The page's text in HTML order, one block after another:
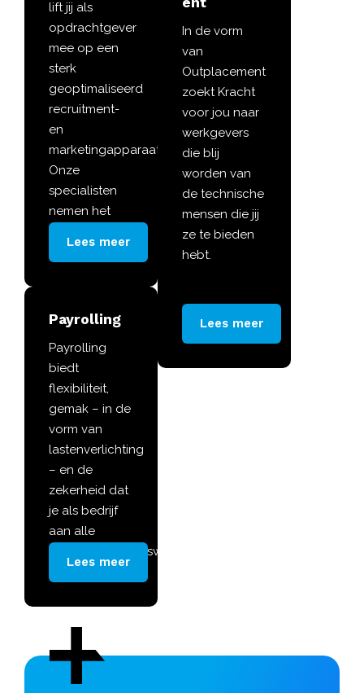
lift jij als
opdrachtgever
mee op een
sterk
geoptimaliseerd
recruitment-
en
marketingapparaat.
Onze
specialisten
nemen het
hele proces
Lees meer
In de vorm
van
Outplacement
zoekt Kracht
voor jou naar
werkgevers
die blij
worden van
de technische
mensen die jij
ze te bieden
hebt.
Lees meer
Payrolling
Payrolling
biedt
flexibiliteit,
gemak – in de
vorm van
lastenverlichting
– en de
zekerheid dat
je als bedrijf
aan alle
socialezekerheidswetgeving
Lees meer